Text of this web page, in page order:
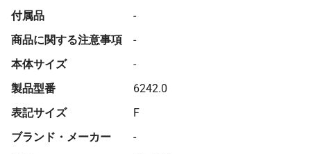
付属品
-
商品に関する注意事項
-
本体サイズ
-
製品型番
6242.0
表記サイズ
F
ブランド・メーカー
-